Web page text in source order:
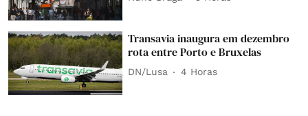
Transavia inaugura em dezembro
rota entre Porto e Bruxelas
DN/Lusa 4 Horas